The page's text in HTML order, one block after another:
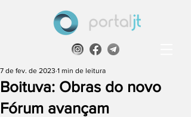
Boituva: Obras do novo
Fórum avançam
7 de fev. de 2023 1 min de leitura